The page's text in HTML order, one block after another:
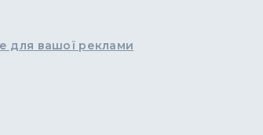
для вашої реклами